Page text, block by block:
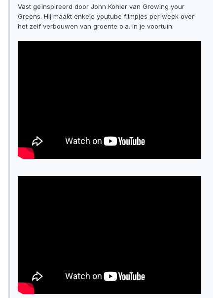
Vast geïnspireerd door John Kohler van Growing your
Greens. Hij maakt enkele youtube filmpjes per week over
het zelf verbouwen van groente o.a. in je voortuin.